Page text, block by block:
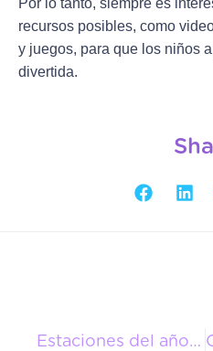
recursos posibles, como
y juegos, para que los niños
divertida.
Estaciones del año en inglés